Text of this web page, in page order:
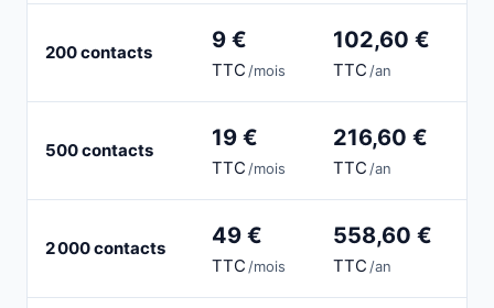
200 contacts 9 €
TTC/mois
102,60 €
TTC/an
500 contacts 19 €
TTC/mois
216,60 €
TTC/an
2 000 contacts 49 €
TTC/mois
558,60 €
TTC/an